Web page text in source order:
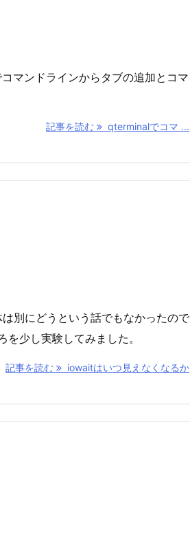
マンドラインからタブの追加とコマ
記事を読む qterminalでコマ ...
別にどうという話でもなかったので
少し実験してみました。
記事を読む iowaitはいつ見えなくなるか